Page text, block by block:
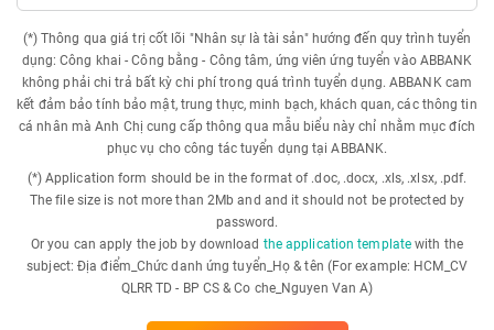
(*) Thông qua giá trị cốt lõi "Nhân sự là tài sản" hướng đến quy trình tuyển
dụng: Công khai - Công bằng - Công tâm, ứng viên ứng tuyển vào ABBANK
không phải chi trả bất kỳ chi phí trong quá trình tuyển dụng. ABBANK cam
kết đảm bảo tính bảo mật, trung thực, minh bạch, khách quan, các thông tin
cá nhân mà Anh Chị cung cấp thông qua mẫu biểu này chỉ nhằm mục đích
phục vụ cho công tác tuyển dụng tại ABBANK.
(*) Application form should be in the format of .doc, .docx, .xls, .xlsx, .pdf.
The file size is not more than 2Mb and and it should not be protected by
password.
Or you can apply the job by download the application template with the
subject: Địa điểm_Chức danh ứng tuyển_Họ & tên (For example: HCM_CV
QLRR TD - BP CS & Co che_Nguyen Van A)